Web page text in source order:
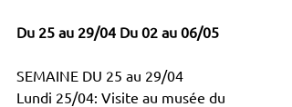
Du 25 au 29/04 Du 02 au 06/05
SEMAINE DU 25 au 29/04
Lundi 25/04: Visite au musée du